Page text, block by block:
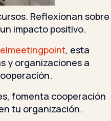
Reflexionan sobre
impacto positivo.
elmeetingpoint, esta
y organizaciones a
fomenta cooperación
tu organización.